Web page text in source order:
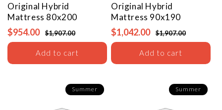
Original Hybrid
Mattress 80x200
$954.00 $1,907.00
Add to cart
Original Hybrid
Mattress 90x190
$1,042.00 $1,907.00
Add to cart
Summer Summer